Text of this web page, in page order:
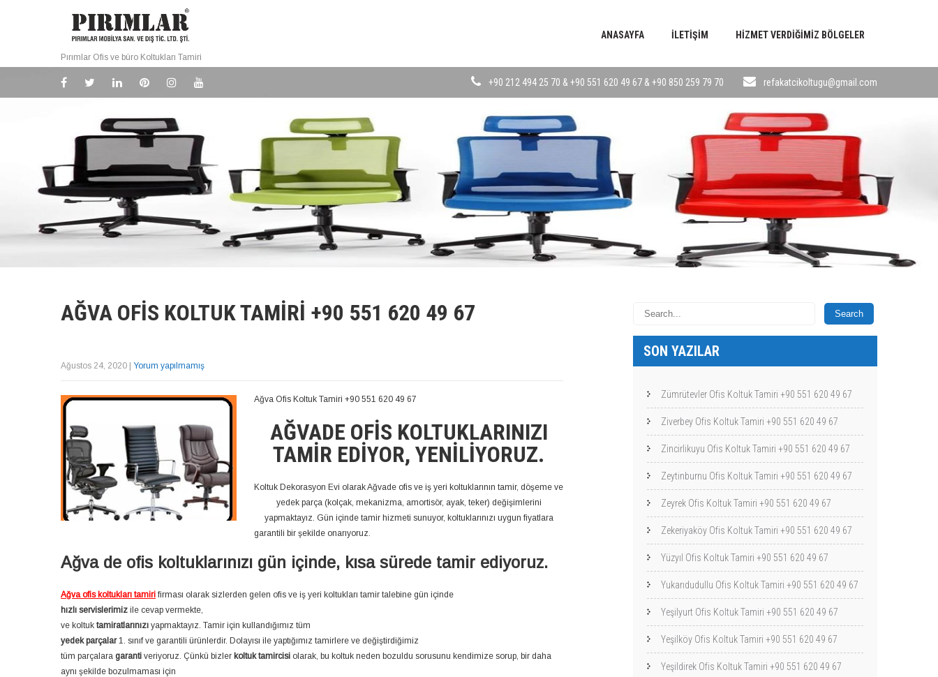
Pırımlar Ofis ve büro Koltukları Tamiri
ANASAYFA İLETIŞIM HIZMET VERDIĞIMIZ BÖLGELER
+90 212 494 25 70 & +90 551 620 49 67 & +90 850 259 79 70 refakatcikoltugu@gmail.com
AĞVA OFIS KOLTUK TAMIRI +90 551 620 49 67
Ağustos 24, 2020 Yorum yapılmamış
Ağva Ofis Koltuk Tamiri +90 551 620 49 67
AĞVADE OFIS KOLTUKLARINIZI
TAMIR EDIYOR, YENILIYORUZ.
Koltuk Dekorasyon Evi olarak Ağvade ofis ve iş yeri koltuklarının tamir, döşeme ve
yedek parça (kolçak, mekanizma, amortisör, ayak, teker) değişimlerini
yapmaktayız. Gün içinde tamir hizmeti sunuyor, koltuklarınızı uygun fiyatlara
garantili bir şekilde onarıyoruz.
Ağva de ofis koltuklarınızı gün içinde, kısa sürede tamir ediyoruz.
Ağva ofis koltukları tamiri firması olarak sizlerden gelen ofis ve iş yeri koltukları tamir talebine gün içinde
hızlı servislerimiz ile cevap vermekte,
ve koltuk tamiratlarınızı yapmaktayız. Tamir için kullandığımız tüm
yedek parçalar1. sınıf ve garantili ürünlerdir. Dolayısı ile yaptığımız tamirlere ve değiştirdiğimiz
tüm parçalara garanti veriyoruz. Çünkü bizler koltuk tamircisi olarak, bu koltuk neden bozuldu sorusunu kendimize sorup, bir daha
aynı şekilde bozulmaması için
SON YAZILAR
Zümrütevler Ofis Koltuk Tamiri +90 551 620 49 67
Ziverbey Ofis Koltuk Tamiri +90 551 620 49 67
Zincirlikuyu Ofis Koltuk Tamiri +90 551 620 49 67
Zeytinburnu Ofis Koltuk Tamiri +90 551 620 49 67
Zeyrek Ofis Koltuk Tamiri +90 551 620 49 67
Zekeriyaköy Ofis Koltuk Tamiri +90 551 620 49 67
Yüzyıl Ofis Koltuk Tamiri +90 551 620 49 67
Yukarıdudullu Ofis Koltuk Tamiri +90 551 620 49 67
Yeşilyurt Ofis Koltuk Tamiri +90 551 620 49 67
Yeşilköy Ofis Koltuk Tamiri +90 551 620 49 67
Yeşildirek Ofis Koltuk Tamiri +90 551 620 49 67